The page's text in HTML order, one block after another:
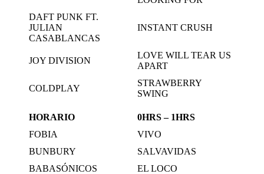
DAFT PUNK FT.
JULIAN
CASABLANCAS
INSTANT CRUSH
JOY DIVISION
LOVE WILL TEAR US
APART
COLDPLAY
STRAWBERRY
SWING
HORARIO
0HRS – 1HRS
FOBIA
VIVO
BUNBURY
SALVAVIDAS
BABASÓNICOS
EL LOCO